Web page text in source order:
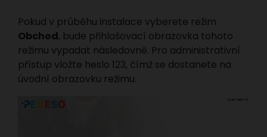
Pokud v průběhu instalace vyberete režim
Obchod, bude přihlašovací obrazovka tohoto
režimu vypadat následovně. Pro administrativní
přístup vložte heslo 123, čímž se dostanete na
úvodní obrazovku režimu.